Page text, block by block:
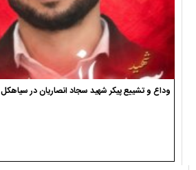
وداع و تشییع پیکر شهید سجاد انصاریان در سیاهکل